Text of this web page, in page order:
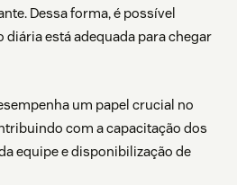
Dessa forma, é possível
diária está adequada para chegar
um papel crucial no
com a capacitação dos
equipe e disponibilização de